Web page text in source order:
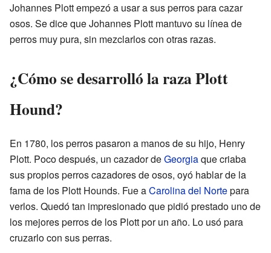
Johannes Plott empezó a usar a sus perros para cazar
osos. Se dice que Johannes Plott mantuvo su línea de
perros muy pura, sin mezclarlos con otras razas.
¿Cómo se desarrolló la raza Plott
Hound?
En 1780, los perros pasaron a manos de su hijo, Henry
Plott. Poco después, un cazador deGeorgiaque criaba
sus propios perros cazadores de osos, oyó hablar de la
fama de los Plott Hounds. Fue aCarolina del Nortepara
verlos. Quedó tan impresionado que pidió prestado uno de
los mejores perros de los Plott por un año. Lo usó para
cruzarlo con sus perras.